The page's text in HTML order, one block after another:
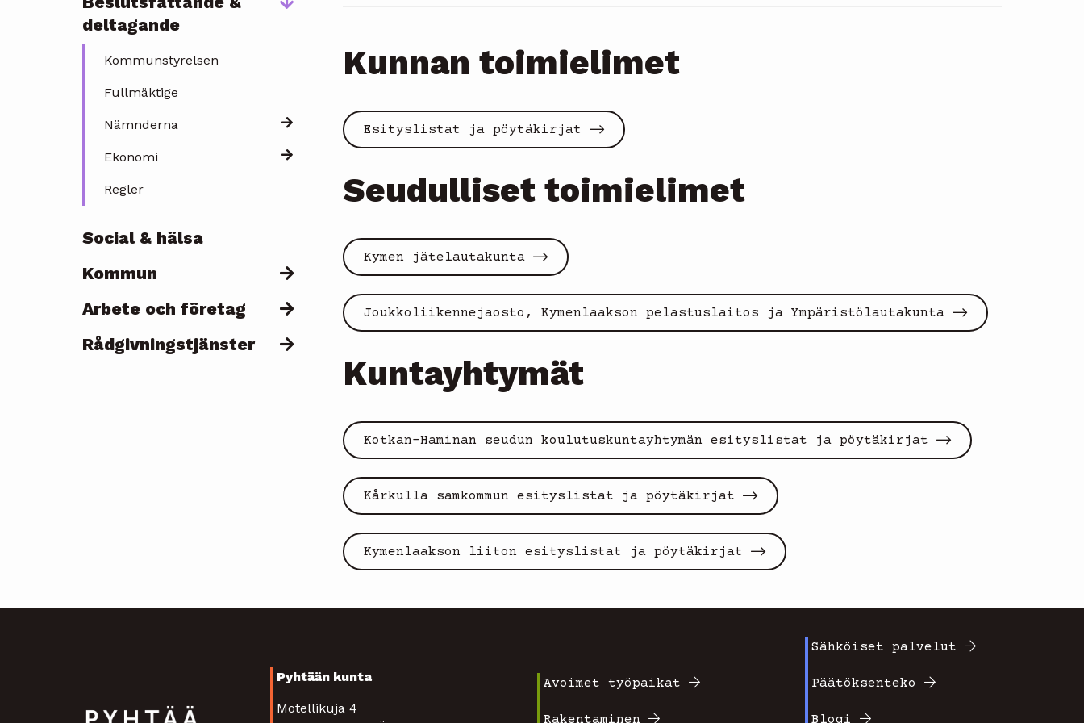
deltagande
Kommunstyrelsen
Fullmäktige
Nämnderna
Ekonomi
Regler
Social & hälsa
Kommun
Arbete och företag
Rådgivningstjänster
Kunnan toimielimet
Esityslistat ja pöytäkirjat
Seudulliset toimielimet
Kymen jätelautakunta
Joukkoliikennejaosto, Kymenlaakson pelastuslaitos ja Ympäristölautakunta
Kuntayhtymät
Kotkan-Haminan seudun koulutuskuntayhtymän esityslistat ja pöytäkirjat
Kårkulla samkommun esityslistat ja pöytäkirjat
Kymenlaakson liiton esityslistat ja pöytäkirjat
Pyhtään kunta
Motellikuja 4
Footer
Avoimet työpaikat
Rakentaminen
Footer
valikko
Sähköiset palvelut
Päätöksenteko
Blogi